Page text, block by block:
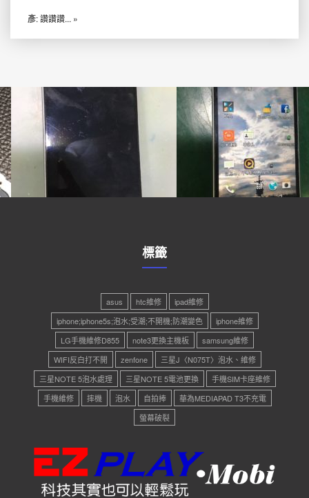
彥: 讚讚讚... »
標籤
asus htc維修
ipad維修
iphone;iphone5s;泡水;受潮;不開機;防潮變色
iphone維修
LG手機維修D855
note3更換主機板
samsung維修
WIFI反白打不開
zenfone
三星J〈N075T〉泡水、維修
三星NOTE 5泡水處理
三星NOTE 5電池更換
手機SIM卡座維修
手機維修
摔機 泡水 自拍捧
華為MEDIAPAD T3不充電
螢幕破裂